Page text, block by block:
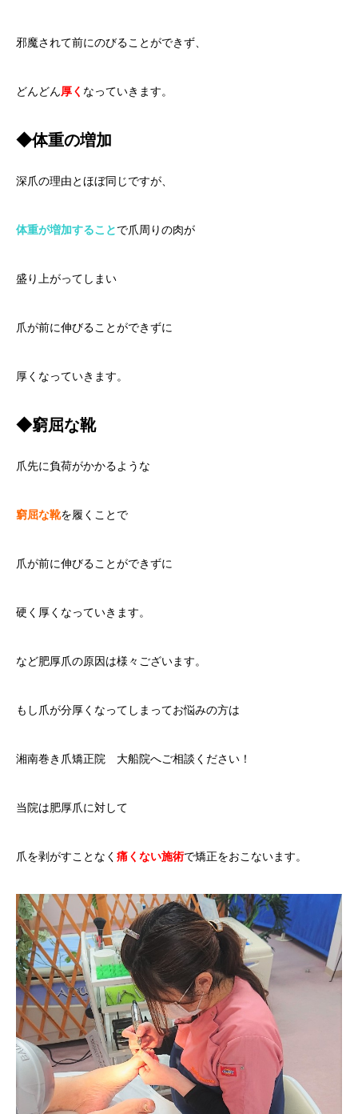
邪魔されて前にのびることができず、
どんどん厚く なっていきます。
◆体重の増加
深爪の理由とほぼ同じですが、
体重が増加することで爪周りの肉が
盛り上がってしまい
爪が前に伸びることができずに
厚くなっていきます。
◆窮屈な靴
爪先に負荷がかかるような
窮屈な靴を履くことで
爪が前に伸びることができずに
硬く厚くなっていきます。
など肥厚爪の原因は様々ございます。
もし爪が分厚くなってしまってお悩みの方は
湘南巻き爪矯正院 大船院へご相談ください！
当院は肥厚爪に対して
爪を剥がすことなく 痛くない施術で矯正をおこないます。